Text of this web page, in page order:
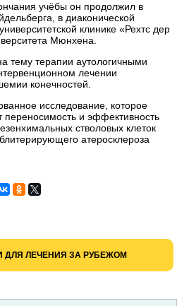
учёбы он продолжил в
в диаконической
клинике «Рехтс дер
Мюнхена.
тему терапии аутологичными
лечении
конечностей.
исследование, которое
переносимость и эффективность
стволовых клеток
атеросклероза
ДЛЯ ЛЕЧЕНИЯ ЗА РУБЕЖОМ